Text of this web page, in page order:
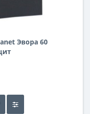
Эвора 60